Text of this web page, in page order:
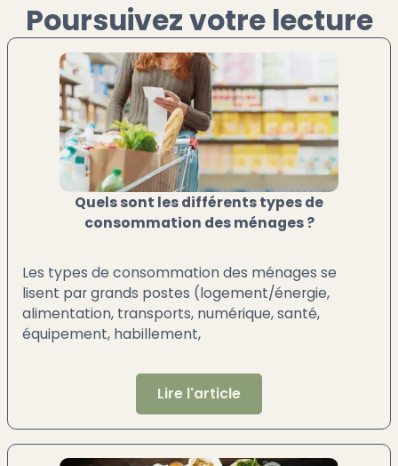
Poursuivez votre lecture
Quels sont les différents types de
consommation des ménages ?
Les types de consommation des ménages se
lisent par grands postes (logement/énergie,
alimentation, transports, numérique, santé,
équipement, habillement,
Lire l'article